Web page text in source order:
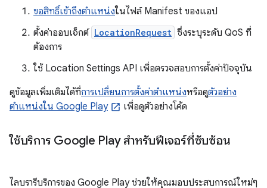
ขอสิทธิ์เข้าถึงตำแหน่งในไฟล์ Manifest ของแอป
ตั้งค่าออบเจ็กต์ LocationRequest ซึ่งระบุระดับ QoS ที่
ต้องการ
ใช้ Location Settings API เพื่อตรวจสอบการตั้งค่าปัจจุบัน
ดูข้อมูลเพิ่มเติมได้ที่การเปลี่ยนการตั้งค่าตำแหน่งหรือดูตัวอย่าง
ตำแหน่งใน Google Play
เพื่อดูตัวอย่างโค้ด
ใช้บริการ Google Play สำหรับฟีเจอร์ที่ซับซ้อน
ไลบรารีบริการของ Google Play ช่วยให้คุณมอบประสบการณ์ใหม่ๆ